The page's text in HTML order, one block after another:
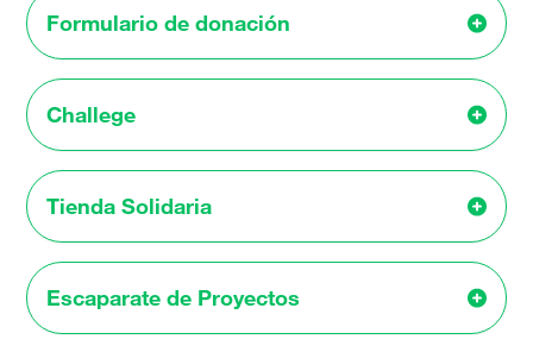
Formulario de donación
Challege
Tienda Solidaria
Escaparate de Proyectos